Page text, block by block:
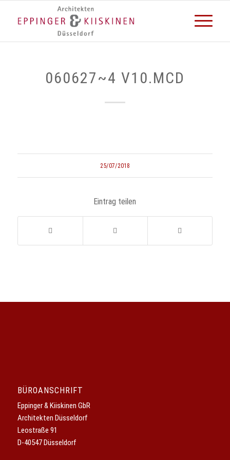
060627~4 V10.MCD
25/07/2018
Eintrag teilen
BÜROANSCHRIFT
Eppinger & Kiiskinen GbR
Architekten Düsseldorf
Leostraße 91
D-40547 Düsseldorf